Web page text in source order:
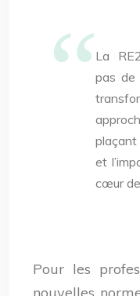
La
pas de
plaçant
et
cœur
Pour les